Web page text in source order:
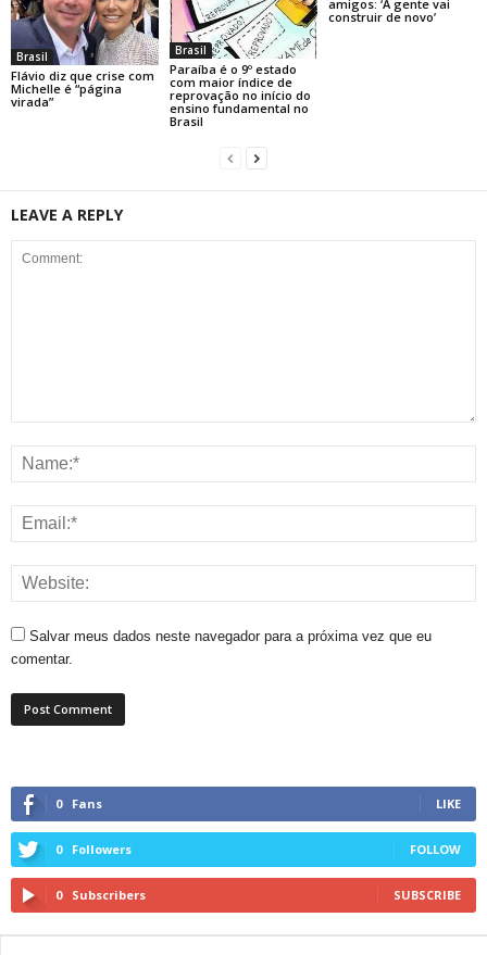
Brasil
Flávio diz que crise com
Michelle é “página
virada”
Brasil
Paraíba é o 9º estado
com maior índice de
reprovação no início do
ensino fundamental no
Brasil
amigos: ‘A gente vai
construir de novo’
LEAVE A REPLY
Salvar meus dados neste navegador para a próxima vez que eu
comentar.
0 Fans LIKE
0 Followers FOLLOW
0 Subscribers SUBSCRIBE